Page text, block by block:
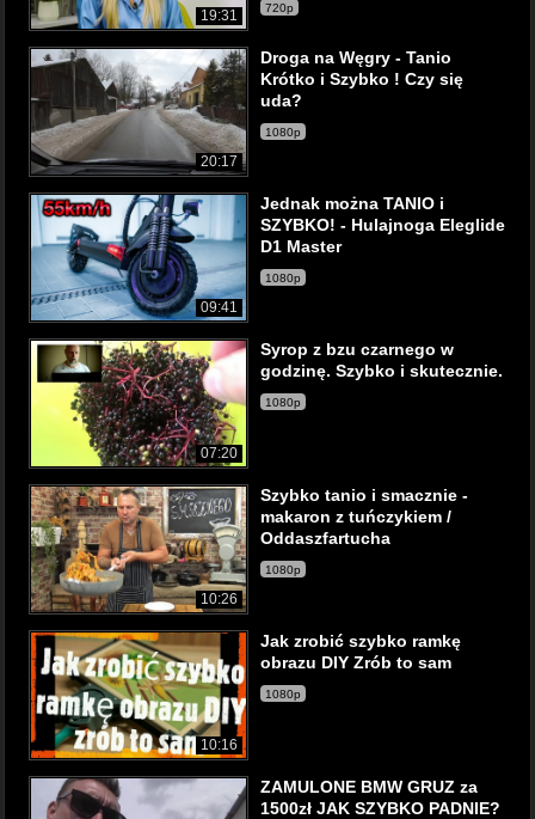
19:31 720p
20:17
Droga na Węgry - Tanio
Krótko i Szybko ! Czy się
uda?
1080p
09:41
Jednak można TANIO i
SZYBKO! - Hulajnoga Eleglide
D1 Master
1080p
07:20
Syrop z bzu czarnego w
godzinę. Szybko i skutecznie.
1080p
10:26
Szybko tanio i smacznie -
makaron z tuńczykiem /
Oddaszfartucha
1080p
10:16
Jak zrobić szybko ramkę
obrazu DIY Zrób to sam
1080p
ZAMULONE BMW GRUZ za
1500zł JAK SZYBKO PADNIE?